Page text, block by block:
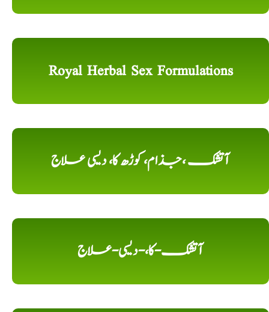
Royal Herbal Sex Formulations
آتشک ،جذام، کوڑھ کا، دیسی علاج
آتشک-کا،-دیسی-علاج